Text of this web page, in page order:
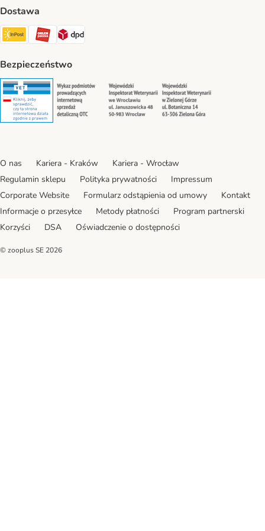
Dostawa
Paczkomat® Shipping Method
ORLEN Paczka Shipping Method
DPD Shipping Method
Bezpieczeństwo
Security Security Security
O nas Kariera - Kraków
Kariera - Wrocław
Regulamin sklepu
Polityka prywatności
Impressum
Corporate Website
Formularz odstąpienia od umowy
Kontakt
Informacje o przesyłce
Metody płatności
Program partnerski
Korzyści
DSA Oświadczenie o dostępności
© zooplus SE 2026